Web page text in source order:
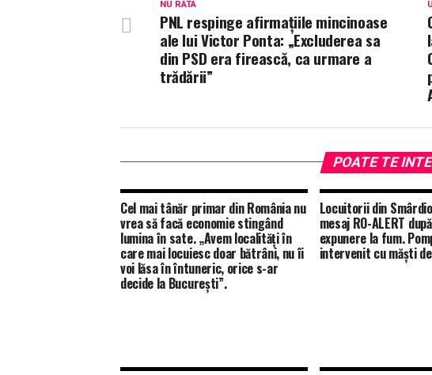
NU RATA
PNL respinge afirmațiile mincinoase
ale lui Victor Ponta: „Excluderea sa
din PSD era firească, ca urmare a
trădării”
POATE TE
Cel mai tânăr primar din România nu
vrea să facă economie stingând
lumina în sate. „Avem localități în
care mai locuiesc doar bătrâni, nu îi
voi lăsa în întuneric, orice s-ar
decide la București”.
Locuitorii din
mesaj RO-ALERT
expunere la fum.
intervenit cu măști